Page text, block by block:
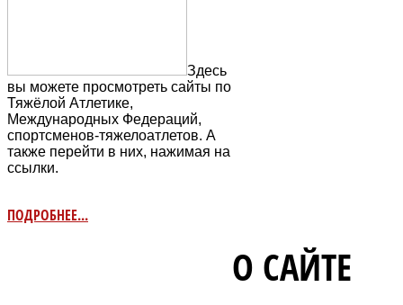
Здесь
вы можете просмотреть сайты по
Тяжёлой Атлетике,
Международных Федераций,
спортсменов-тяжелоатлетов. А
также перейти в них, нажимая на
ссылки.
ПОДРОБНЕЕ...
О САЙТЕ